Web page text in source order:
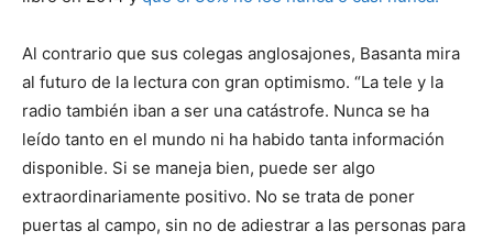
Al contrario que sus colegas anglosajones, Basanta mira
al futuro de la lectura con gran optimismo. “La tele y la
radio también iban a ser una catástrofe. Nunca se ha
leído tanto en el mundo ni ha habido tanta información
disponible. Si se maneja bien, puede ser algo
extraordinariamente positivo. No se trata de poner
puertas al campo, sin no de adiestrar a las personas para